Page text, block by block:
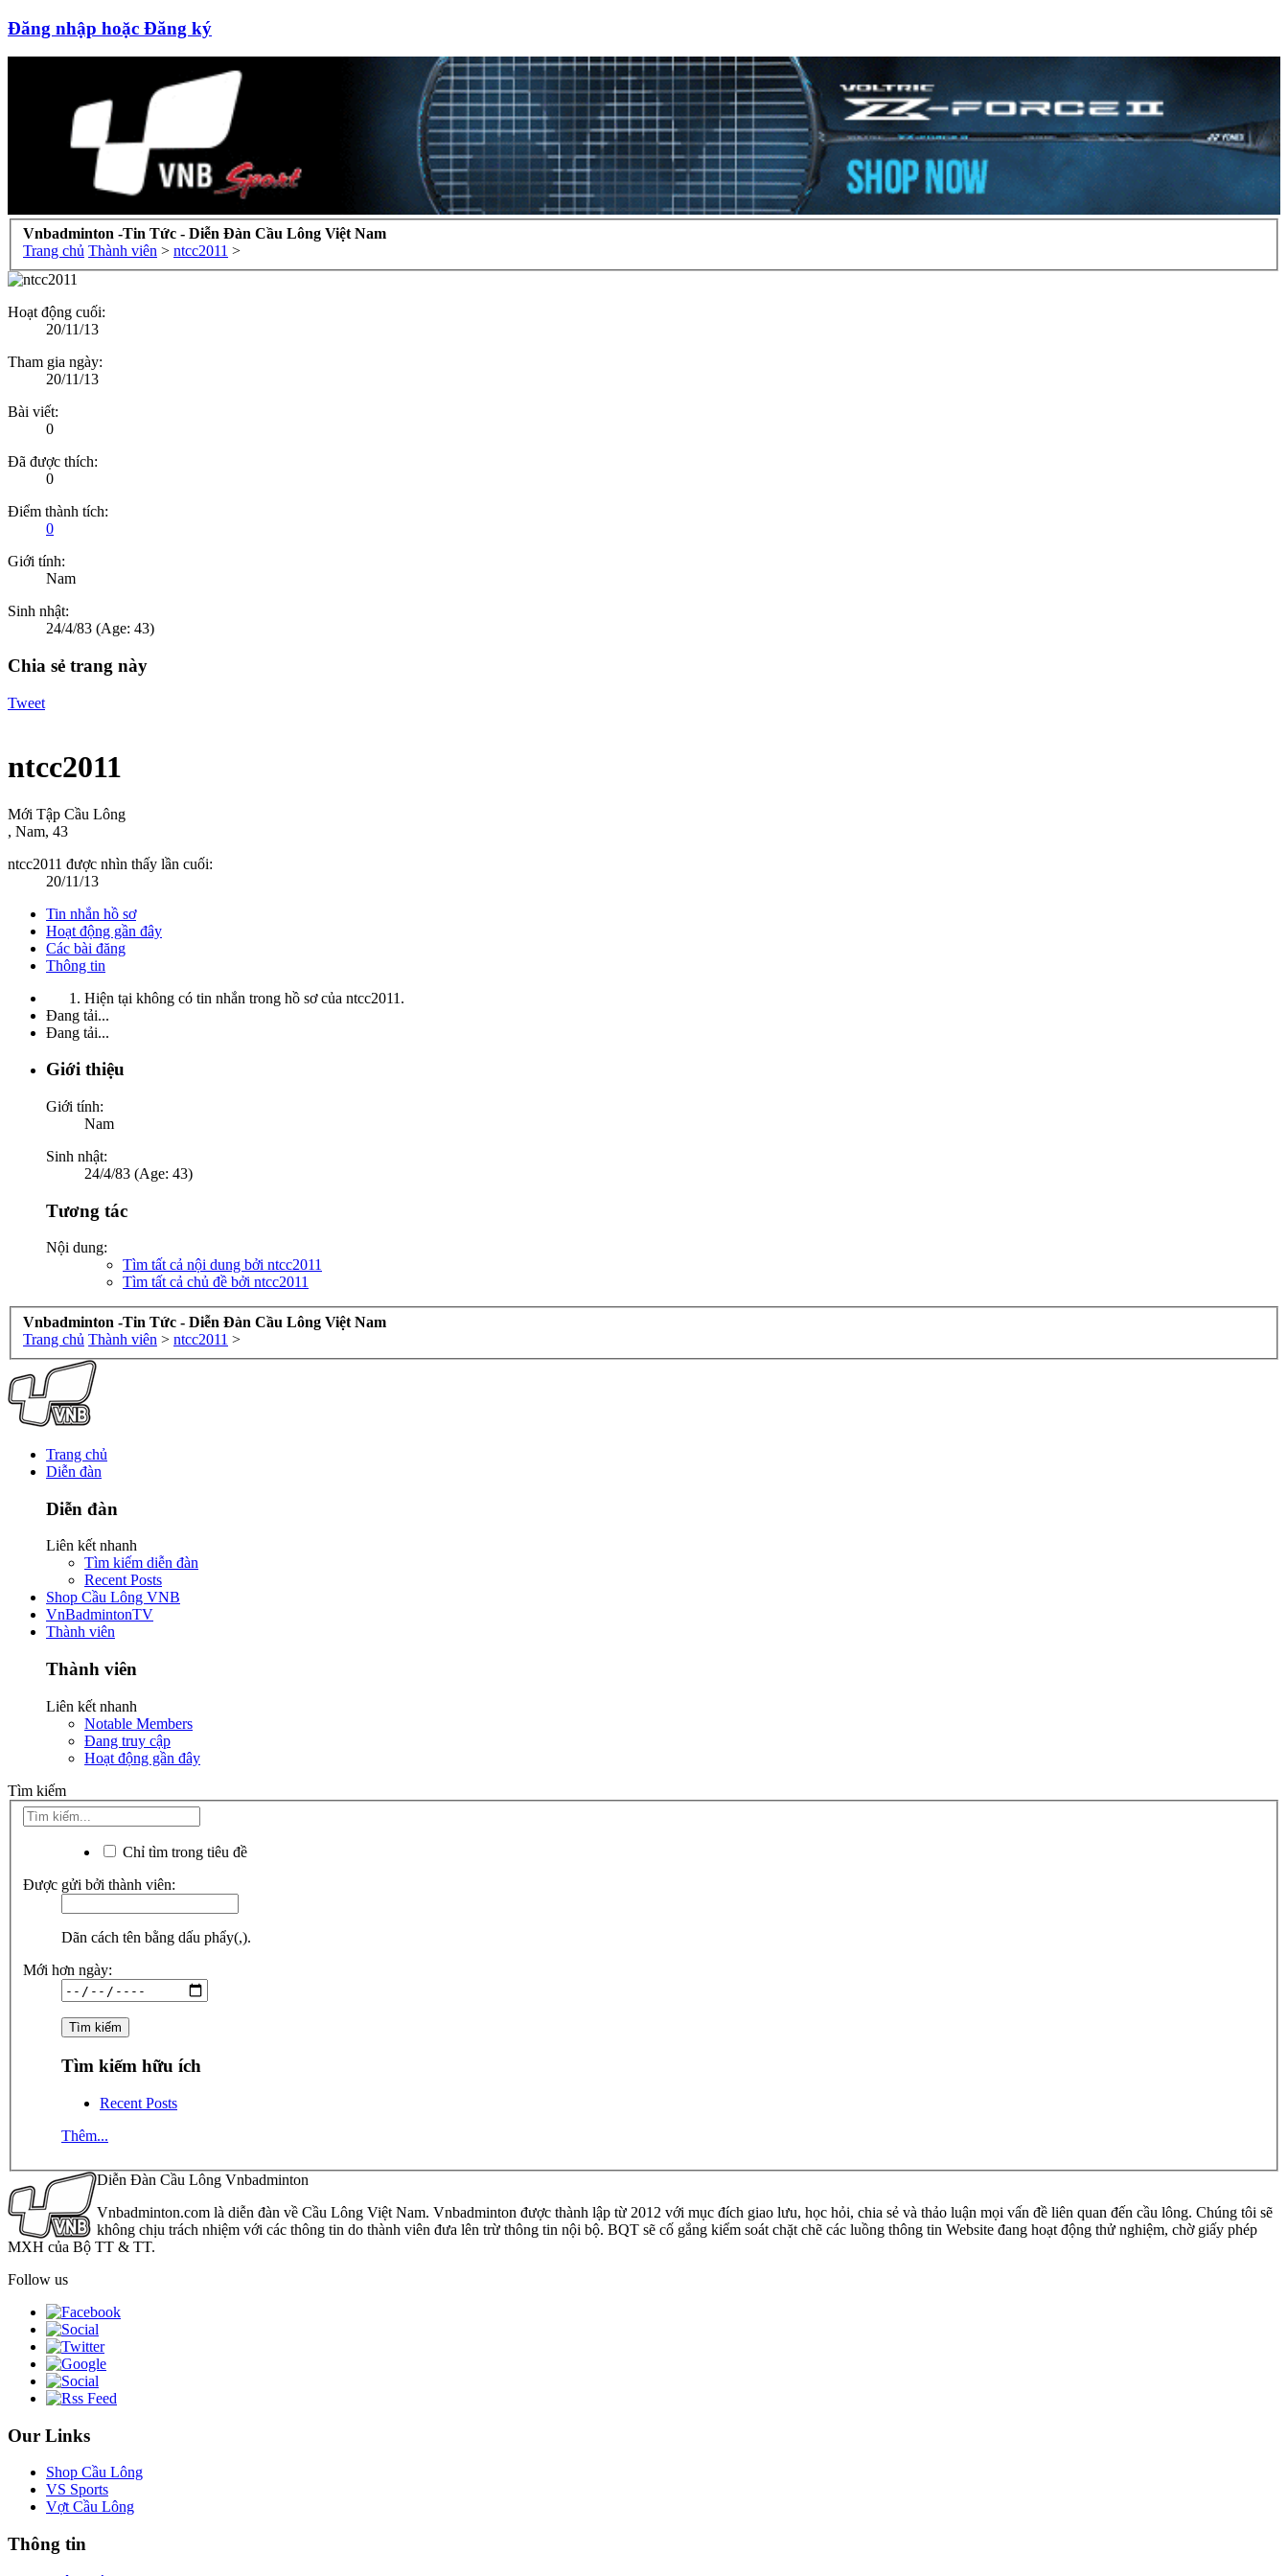
Đăng nhập hoặc Đăng ký
Vnbadminton -Tin Tức - Diễn Đàn Cầu Lông Việt Nam
Trang chủ Thành viên > ntcc2011 >
Hoạt động cuối:
20/11/13
Tham gia ngày:
20/11/13
Bài viết:
0
Đã được thích:
0
Điểm thành tích:
0
Giới tính:
Nam
Sinh nhật:
24/4/83 (Age: 43)
Chia sẻ trang này
Tweet
ntcc2011
Mới Tập Cầu Lông
, Nam, 43
ntcc2011 được nhìn thấy lần cuối:
20/11/13
Tin nhắn hồ sơ
Hoạt động gần đây
Các bài đăng
Thông tin
Hiện tại không có tin nhắn trong hồ sơ của ntcc2011.
Đang tải...
Đang tải...
Giới thiệu
Giới tính:
Nam
Sinh nhật:
24/4/83 (Age: 43)
Tương tác
Nội dung:
Tìm tất cả nội dung bởi ntcc2011
Tìm tất cả chủ đề bởi ntcc2011
Vnbadminton -Tin Tức - Diễn Đàn Cầu Lông Việt Nam
Trang chủ Thành viên > ntcc2011 >
Trang chủ
Diễn đàn
Diễn đàn
Liên kết nhanh
Tìm kiếm diễn đàn
Recent Posts
Shop Cầu Lông VNB
VnBadmintonTV
Thành viên
Thành viên
Liên kết nhanh
Notable Members
Đang truy cập
Hoạt động gần đây
Tìm kiếm
Chỉ tìm trong tiêu đề
Được gửi bởi thành viên:
Dãn cách tên bằng dấu phẩy(,).
Mới hơn ngày:
Tìm kiếm hữu ích
Recent Posts
Thêm...
Diễn Đàn Cầu Lông Vnbadminton
Vnbadminton.com là diễn đàn về Cầu Lông Việt Nam. Vnbadminton được thành lập từ 2012 với mục đích giao lưu, học hỏi, chia sẻ và thảo luận mọi vấn đề liên quan đến cầu lông. Chúng tôi sẽ
không chịu trách nhiệm với các thông tin do thành viên đưa lên trừ thông tin nội bộ. BQT sẽ cố gắng kiểm soát chặt chẽ các luồng thông tin Website đang hoạt động thử nghiệm, chờ giấy phép
MXH của Bộ TT & TT.
Follow us
Our Links
Shop Cầu Lông
VS Sports
Vợt Cầu Lông
Thông tin